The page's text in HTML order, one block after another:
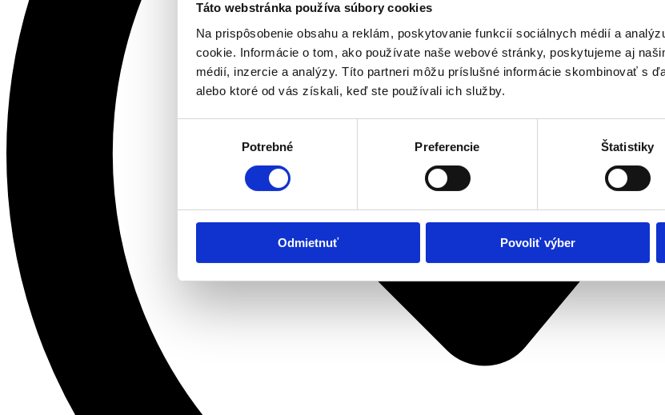
Táto webstránka používa súbory cookies
Na prispôsobenie obsahu a reklám, poskytovanie funkcií sociálnych médií a
cookie. Informácie o tom, ako používate naše webové stránky, poskytujeme aj
médií, inzercie a analýzy. Títo partneri môžu príslušné informácie skombinovať s
alebo ktoré od vás získali, keď ste používali ich služby.
Potrebné Preferencie Štatistiky
Odmietnuť Povoliť výber